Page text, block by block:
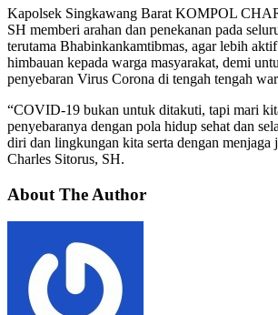
Kapolsek Singkawang Barat KOMPOL
SH memberi arahan dan penekanan pada
terutama Bhabinkankamtibmas, agar lebih
himbauan kepada warga masyarakat, demi
penyebaran Virus Corona di tengah tengah
“COVID-19 bukan untuk ditakuti, tapi mari
penyebaranya dengan pola hidup sehat dan
diri dan lingkungan kita serta dengan
Charles Sitorus, SH.
About The Author